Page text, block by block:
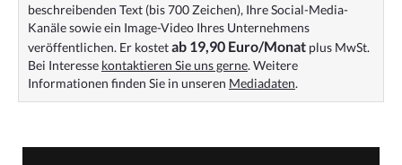
beschreibenden Text (bis 700 Zeichen), Ihre Social-Media-
Kanäle sowie ein Image-Video Ihres Unternehmens
veröffentlichen. Er kostetab 19,90 Euro/Monat plus MwSt.
Bei Interesse kontaktieren Sie uns gerne. Weitere
Informationen finden Sie in unseren Mediadaten.